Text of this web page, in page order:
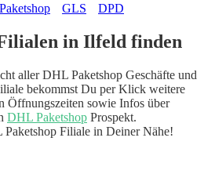
GLS DPD
in Ilfeld finden
aller DHL Paketshop Geschäfte und
bekommst Du per Klick weitere
Öffnungszeiten sowie Infos über
DHL Paketshop Prospekt.
Filiale in Deiner Nähe!